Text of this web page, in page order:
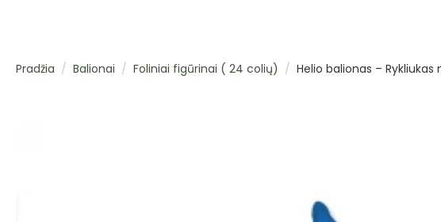
Pradžia Balionai Foliniai figūrinai ( 24 colių) Helio balionas – Rykliukas